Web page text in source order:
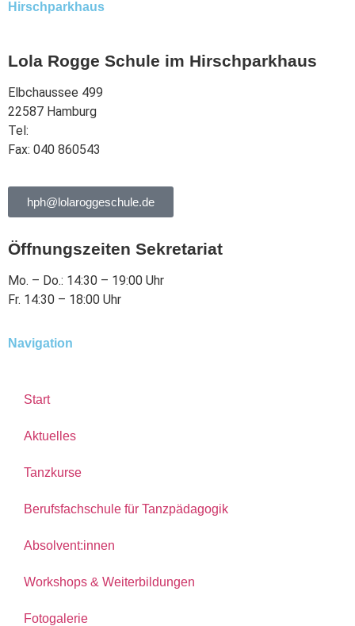
Hirschparkhaus
Lola Rogge Schule im Hirschparkhaus
Elbchaussee 499
22587 Hamburg
Tel:
Fax: 040 860543
hph@lolaroggeschule.de
Öffnungszeiten Sekretariat
Mo. – Do.: 14:30 – 19:00 Uhr
Fr. 14:30 – 18:00 Uhr
Navigation
Start
Aktuelles
Tanzkurse
Berufsfachschule für Tanzpädagogik
Absolvent:innen
Workshops & Weiterbildungen
Fotogalerie